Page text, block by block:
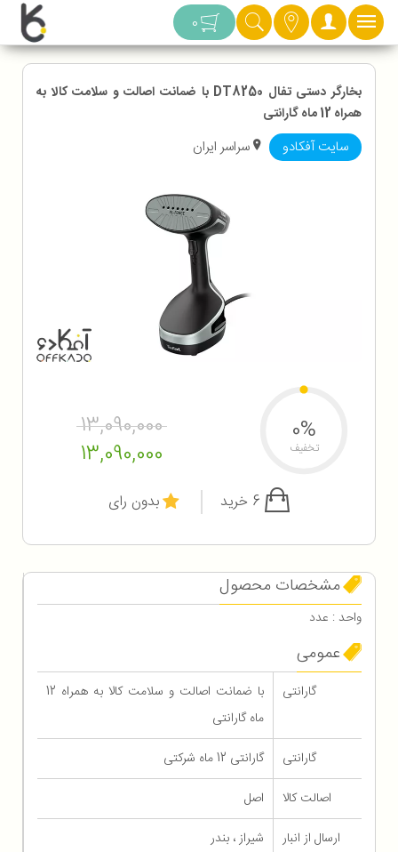
دسته بندی 0
بخارگر دستی تفال DT8250 با ضمانت اصالت و سلامت کالا به
همراه 12 ماه گارانتی
سایت آفکادو سراسر ایران
13,090,000
13,090,000
0%
تخفیف
بدون رای
مشخصات محصول
واحد : عدد
عمومی
گارانتی
با ضمانت اصالت و سلامت کالا به همراه 12
ماه گارانتی
گارانتی
گارانتی 12 ماه شرکتی
اصالت کالا
اصل
ارسال از انبار
شیراز ، بندر